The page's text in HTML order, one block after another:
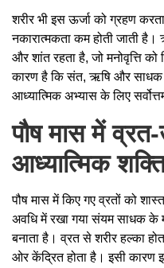
शरीर भी इस ऊर्जा को ग्रहण
नकारात्मकता कम होती जाती
और शांत रहता है, जो मनोवृत्ति
कारण है कि संत, ऋषि और साधक
आध्यात्मिक अभ्यास के लिए
पौष मास में
आध्यात्मिक
पौष मास में किए गए व्रतों को
अवधि में रखा गया संयम साधक के
बनाता है। व्रत से शरीर हल्का
ओर केंद्रित होता है। इसी कारण